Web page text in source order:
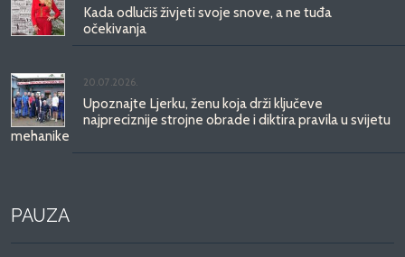
Kada odlučiš živjeti svoje snove, a ne tuđa
očekivanja
20.07.2026.
Upoznajte Ljerku, ženu koja drži ključeve
najpreciznije strojne obrade i diktira pravila u svijetu
mehanike
PAUZA